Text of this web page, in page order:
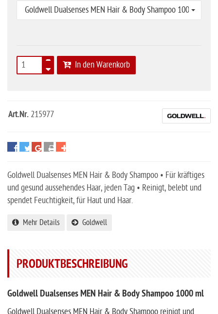
Goldwell Dualsenses MEN Hair & Body Shampoo 1000 ml
In den Warenkorb
Art.Nr. 215977
Goldwell Dualsenses MEN Hair & Body Shampoo • Für kräftiges
und gesund aussehendes Haar, jeden Tag • Reinigt, belebt und
spendet Feuchtigkeit, für Haut und Haar.
Mehr Details Goldwell
PRODUKTBESCHREIBUNG
Goldwell Dualsenses MEN Hair & Body Shampoo 1000 ml
Goldwell Dualsenses MEN Hair & Body Shampoo reinigt und